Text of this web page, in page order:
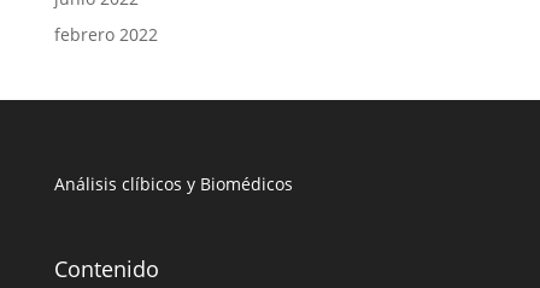
febrero 2022
Análisis clíbicos y Biomédicos
Contenido